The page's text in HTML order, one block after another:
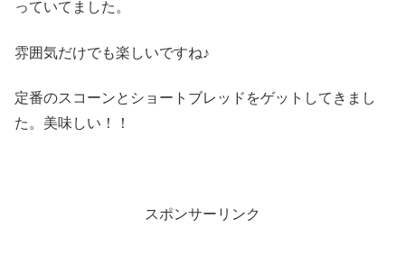
っていてました。
雰囲気だけでも楽しいですね♪
定番のスコーンとショートブレッドをゲットしてきまし
た。美味しい！！
スポンサーリンク